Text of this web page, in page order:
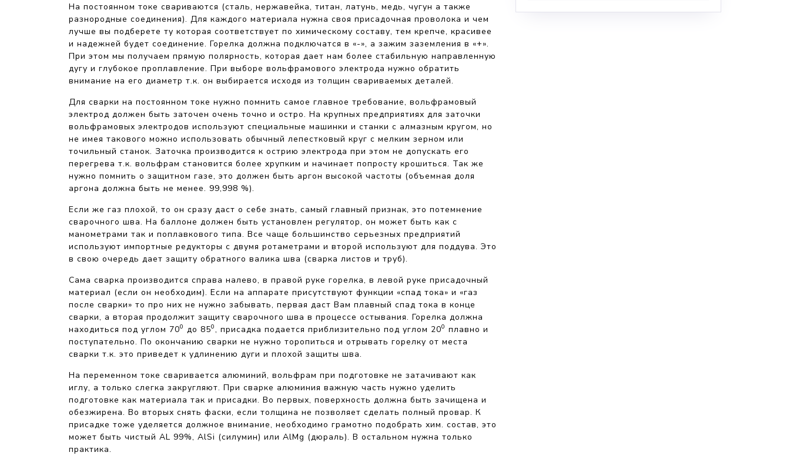
На постоянном токе свариваются (сталь, нержавейка, титан, латунь, медь, чугун а также
разнородные соединения). Для каждого материала нужна своя присадочная проволока и чем
лучше вы подберете ту которая соответствует по химическому составу, тем крепче, красивее
и надежней будет соединение. Горелка должна подключатся в «-», а зажим заземления в «+».
При этом мы получаем прямую полярность, которая дает нам более стабильную направленную
дугу и глубокое проплавление. При выборе вольфрамового электрода нужно обратить
внимание на его диаметр т.к. он выбирается исходя из толщин свариваемых деталей.
Для сварки на постоянном токе нужно помнить самое главное требование, вольфрамовый
электрод должен быть заточен очень точно и остро. На крупных предприятиях для заточки
вольфрамовых электродов используют специальные машинки и станки с алмазным кругом, но
не имея такового можно использовать обычный лепестковый круг с мелким зерном или
точильный станок. Заточка производится к острию электрода при этом не допускать его
перегрева т.к. вольфрам становится более хрупким и начинает попросту крошиться. Так же
нужно помнить о защитном газе, это должен быть аргон высокой частоты (объемная доля
аргона должна быть не менее. 99,998 %).
Если же газ плохой, то он сразу даст о себе знать, самый главный признак, это потемнение
сварочного шва. На баллоне должен быть установлен регулятор, он может быть как с
манометрами так и поплавкового типа. Все чаще большинство серьезных предприятий
используют импортные редукторы с двумя ротаметрами и второй используют для поддува. Это
в свою очередь дает защиту обратного валика шва (сварка листов и труб).
Сама сварка производится справа налево, в правой руке горелка, в левой руке присадочный
материал (если он необходим). Если на аппарате присутствуют функции «спад тока» и «газ
после сварки» то про них не нужно забывать, первая даст Вам плавный спад тока в конце
сварки, а вторая продолжит защиту сварочного шва в процессе остывания. Горелка должна
находиться под углом 700 до 850, присадка подается приблизительно под углом 200 плавно и
поступательно. По окончанию сварки не нужно торопиться и отрывать горелку от места
сварки т.к. это приведет к удлинению дуги и плохой защиты шва.
На переменном токе сваривается алюминий, вольфрам при подготовке не затачивают как
иглу, а только слегка закругляют. При сварке алюминия важную часть нужно уделить
подготовке как материала так и присадки. Во первых, поверхность должна быть зачищена и
обезжирена. Во вторых снять фаски, если толщина не позволяет сделать полный провар. К
присадке тоже уделяется должное внимание, необходимо грамотно подобрать хим. состав, это
может быть чистый АL 99%, AlSi (силумин) или AlMg (дюраль). В остальном нужна только
практика.